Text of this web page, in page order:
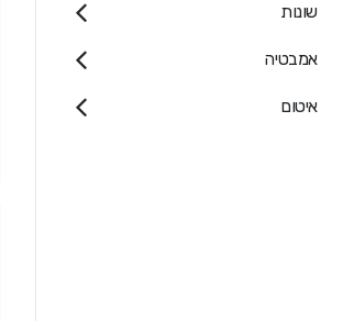
שונות
אמבטיה
איטום